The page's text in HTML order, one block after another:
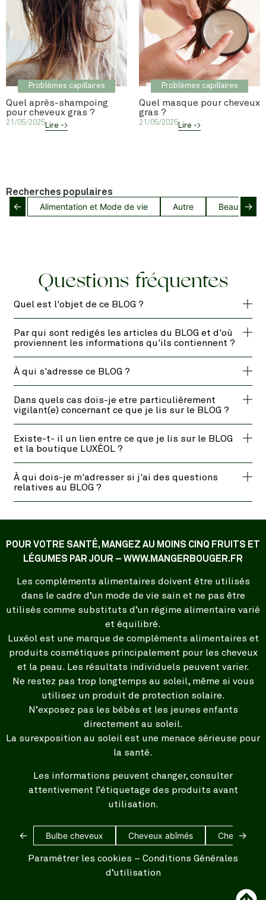
Problèmes capillaires
Quel après-shampoing
pour cheveux gras ?
21/05/2025Lire ->
Problèmes capillaires
Quel masque pour cheveux
gras ?
21/05/2025Lire ->
Recherches populaires
← Alimentation et Mode de vie Autre Beauté→
Questions fréquentes
Quel est l'objet de ce BLOG ?
Par qui sont redigés les articles du BLOG et d'où
proviennent les informations qu'ils contiennent ?
À qui s'adresse ce BLOG ?
Dans quels cas dois-je etre particulièrement
vigilant(e) concernant ce que je lis sur le BLOG ?
Existe-t- il un lien entre ce que je lis sur le BLOG
et la boutique LUXÉOL ?
À qui dois-je m'adresser si j'ai des questions
relatives au BLOG ?
POUR VOTRE SANTÉ, MANGEZ AU MOINS CINQ FRUITS ET
LÉGUMES PAR JOUR – WWW.MANGERBOUGER.FR
Les compléments alimentaires doivent être utilisés
dans le cadre d’un mode de vie sain et ne pas être
utilisés comme substituts d’un régime alimentaire varié
et équilibré.
Luxéol est une marque de compléments alimentaires et
produits cosmétiques principalement pour les cheveux
et la peau. Les résultats individuels peuvent varier.
Ne restez pas trop longtemps au soleil, même si vous
utilisez un produit de protection solaire.
N’exposez pas les bébés et les jeunes enfants
directement au soleil.
La surexposition au soleil est une menace sérieuse pour
la santé.
Les informations peuvent changer, consulter
attentivement l’étiquetage des produits avant
utilisation.
← Bulbe cheveux Cheveux abîmés Cheveux
→
Paramétrer les cookies – Conditions Générales
d’utilisation